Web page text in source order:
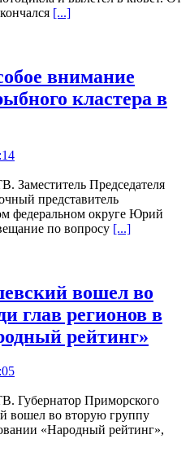
[...]
внимание
кластера в
Заместитель Председателя
представитель
федеральном округе Юрий
по вопросу [...]
вошел во
глав регионов в
рейтинг»
Губернатор Приморского
вошел во вторую группу
«Народный рейтинг»,